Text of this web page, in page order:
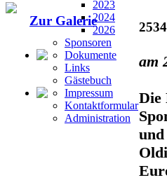
2023
2024
2026
Sponsoren
Dokumente
Links
Gästebuch
Impressum
Kontaktformular
Administration
Zur Galerie
am
Die